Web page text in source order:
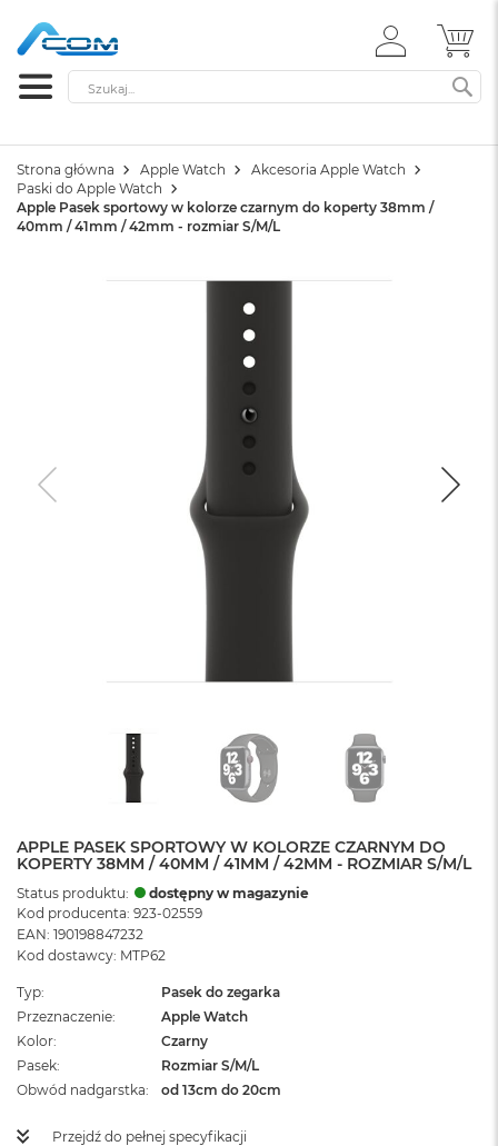
ZALOGUJ
SIĘ
Szukaj
Strona główna Apple Watch
Akcesoria Apple Watch
Paski do Apple Watch
Apple Pasek sportowy w kolorze czarnym do koperty 38mm /
40mm / 41mm / 42mm - rozmiar S/M/L
APPLE PASEK SPORTOWY W KOLORZE CZARNYM DO
KOPERTY 38MM / 40MM / 41MM / 42MM - ROZMIAR S/M/L
Status produktu:
dostępny w magazynie
Kod producenta: 923-02559
EAN: 190198847232
Kod dostawcy: MTP62
Typ
Pasek do zegarka
Przeznaczenie
Apple Watch
Kolor
Czarny
Pasek
Rozmiar S/M/L
Obwód nadgarstka
od 13cm do 20cm
Przejdź do pełnej specyfikacji